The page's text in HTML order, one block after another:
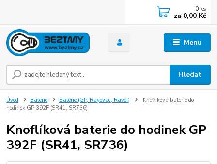
Menu
Hledat
0 ks
za 0,00 Kč
Úvod Baterie Baterie (GP, Rayovac, Raver)
Knoflíková baterie do
hodinek GP 392F (SR41, SR736)
Knoflíková baterie do hodinek GP
392F (SR41, SR736)